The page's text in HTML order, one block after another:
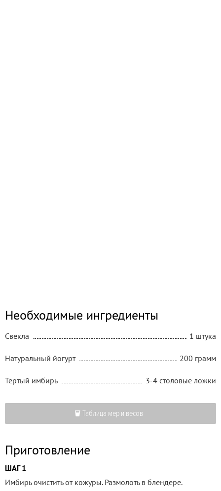
Необходимые ингредиенты
Свекла 1 штука
Натуральный йогурт 200 грамм
Тертый имбирь 3-4 столовые ложки
Таблица мер и весов
Приготовление
ШАГ 1
Имбирь очистить от кожуры. Размолоть в блендере.